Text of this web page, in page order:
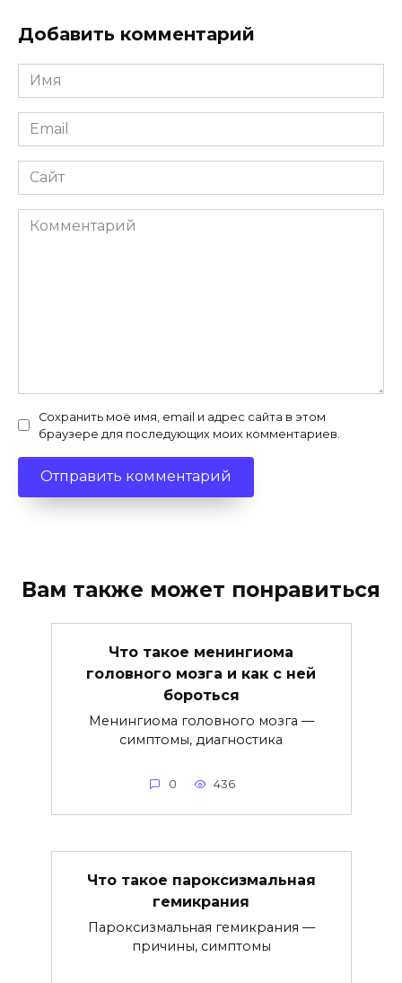
Добавить комментарий
Имя
*
Email
*
Сайт
Комментарий
Сохранить моё имя, email и адрес сайта в этом
браузере для последующих моих комментариев.
Вам также может понравиться
Что такое менингиома
головного мозга и как с ней
бороться
Менингиома головного мозга —
симптомы, диагностика
0 436
Что такое пароксизмальная
гемикрания
Пароксизмальная гемикрания —
причины, симптомы